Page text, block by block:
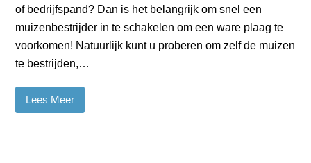
of bedrijfspand? Dan is het belangrijk om snel een
muizenbestrijder in te schakelen om een ware plaag te
voorkomen! Natuurlijk kunt u proberen om zelf de muizen
te bestrijden,…
Lees Meer